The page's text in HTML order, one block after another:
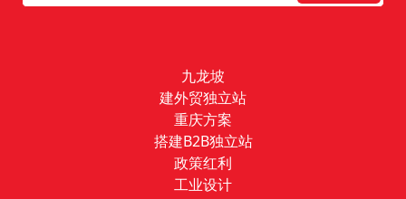
九龙坡
建外贸独立站
重庆方案
搭建B2B独立站
政策红利
工业设计